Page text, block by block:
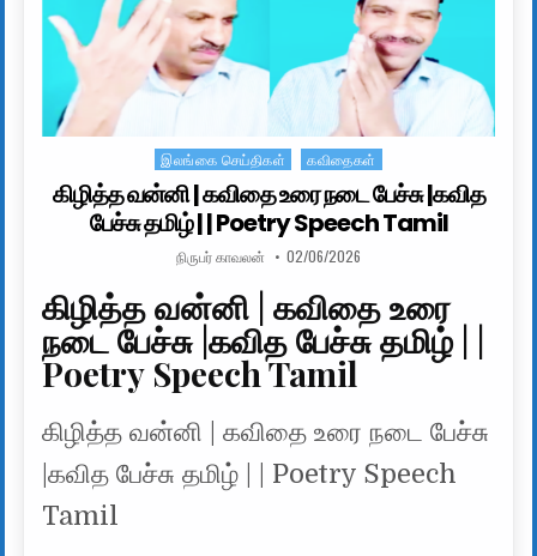
Posted in
இலங்கை செய்திகள் கவிதைகள்
கிழித்த வன்னி | கவிதை உரை நடை பேச்சு |கவித
பேச்சு தமிழ் | | Poetry Speech Tamil
AUTHOR:
நிருபர் காவலன் PUBLISHED DATE:
02/06/2026
கிழித்த வன்னி | கவிதை உரை
நடை பேச்சு |கவித பேச்சு தமிழ் | |
Poetry Speech Tamil
கிழித்த வன்னி | கவிதை உரை நடை பேச்சு
|கவித பேச்சு தமிழ் | | Poetry Speech
Tamil